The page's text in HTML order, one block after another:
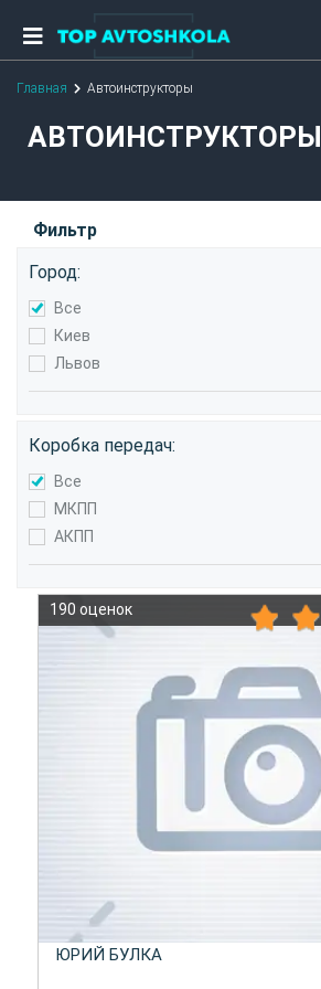
Главная Автоинструкторы
АВТОИНСТРУКТОРЫ
Фильтр
Город:
Все
Киев
Львов
Коробка передач:
Все
МКПП
АКПП
190 оценок
ЮРИЙ БУЛКА